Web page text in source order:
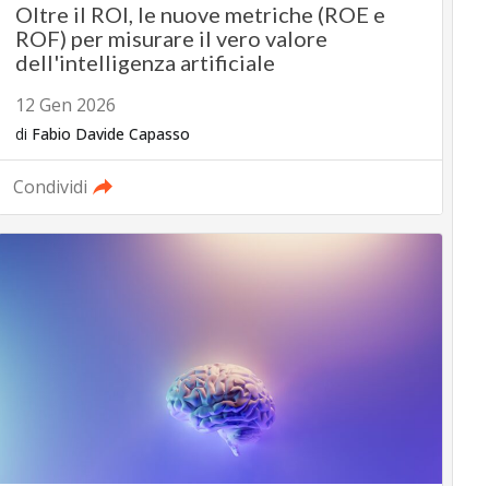
Oltre il ROI, le nuove metriche (ROE e
ROF) per misurare il vero valore
dell'intelligenza artificiale
12 Gen 2026
di Fabio Davide Capasso
Condividi